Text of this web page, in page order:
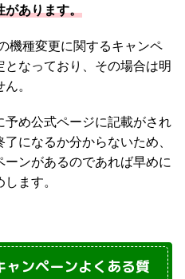
があります。
機種変更に関するキャンペ
なっており、その場合は明
。
め公式ページに記載がされ
になるか分からないため、
ンがあるのであれば早めに
ます。
ンペーンよくある質